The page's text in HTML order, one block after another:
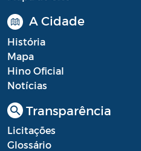
A Cidade
História
Mapa
Hino Oficial
Notícias
Transparência
Licitações
Glossário